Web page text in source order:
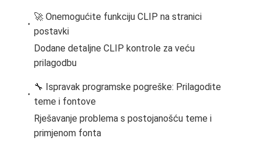
🚀 Onemogućite funkciju CLIP na stranici
postavki
Dodane detaljne CLIP kontrole za veću
prilagodbu
🔧 Ispravak programske pogreške: Prilagodite
teme i fontove
Rješavanje problema s postojanošću teme i
primjenom fonta